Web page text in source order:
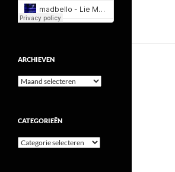
ARCHIEVEN
Archieven
CATEGORIEËN
Categorieën